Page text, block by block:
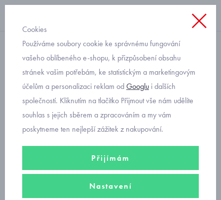
softshellová bunda
dětská softshellová bunda
Fantom vesmírné lodě 1619
velikost 98
Cookies
Používáme soubory cookie ke správnému fungování
vašeho oblíbeného e-shopu, k přizpůsobení obsahu
stránek vašim potřebám, ke statistickým a marketingovým
účelům a personalizaci reklam odGooglu i dalších
společností. Kliknutím na tlačítko Přijmout vše nám udělíte
souhlas s jejich sběrem a zpracováním a my vám
poskytneme ten nejlepší zážitek z nakupování.
Přijímám
Nastavení